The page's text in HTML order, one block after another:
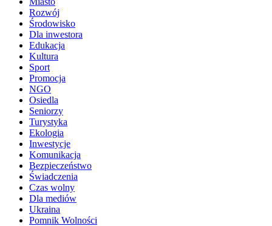
Rozwój
Środowisko
Dla inwestora
Edukacja
Kultura
Sport
Promocja
NGO
Osiedla
Seniorzy
Turystyka
Ekologia
Inwestycje
Komunikacja
Bezpieczeństwo
Świadczenia
Czas wolny
Dla mediów
Ukraina
Pomnik Wolności